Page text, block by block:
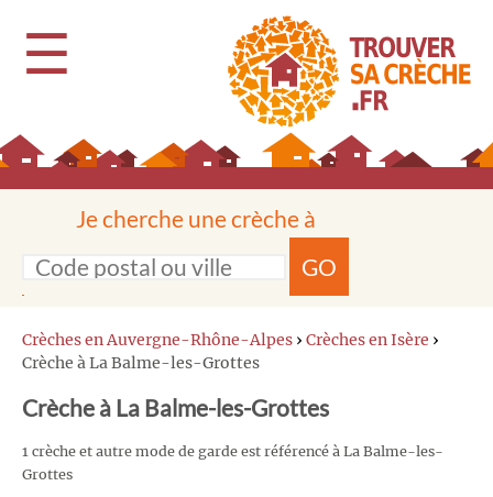
☰
Je cherche une crèche à
GO
Crèches en Auvergne-Rhône-Alpes › Crèches en Isère ›
Crèche à La Balme-les-Grottes
Crèche à La Balme-les-Grottes
1 crèche et autre mode de garde est référencé à La Balme-les-
Grottes